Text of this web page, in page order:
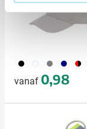
001 002 003 536 083
vanaf 0,98